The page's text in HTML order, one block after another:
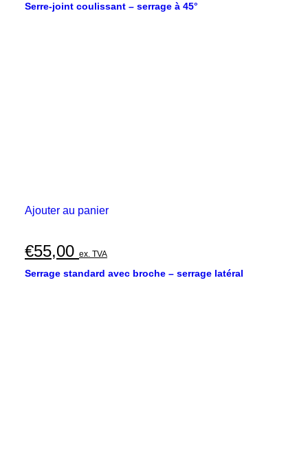
Serre-joint coulissant – serrage à 45°
Ajouter au panier
€55,00 ex. TVA
Serrage standard avec broche – serrage latéral